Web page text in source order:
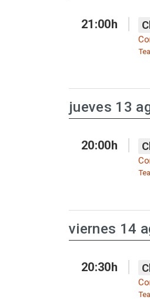
21:00h
jueves 13
20:00h
viernes 14
20:30h